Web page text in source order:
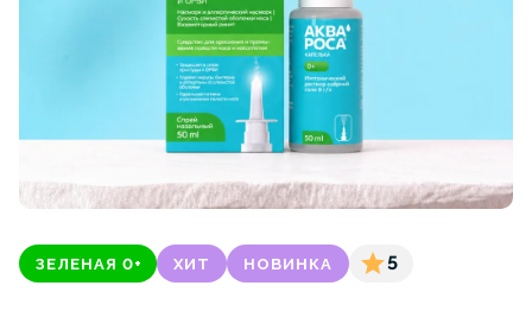
ЗЕЛЕНАЯ 0+ ХИТ НОВИНКА 5